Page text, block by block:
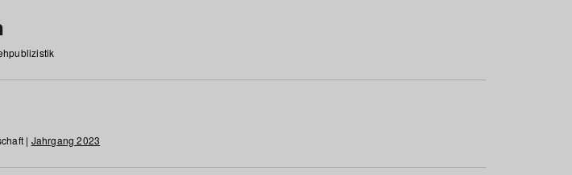
| Jahrgang 2023